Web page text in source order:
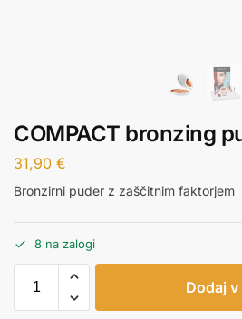
COMPACT bronzing
31,90 €
Bronzirni puder z zaščitnim faktorjem
8 na zalogi
Dodaj